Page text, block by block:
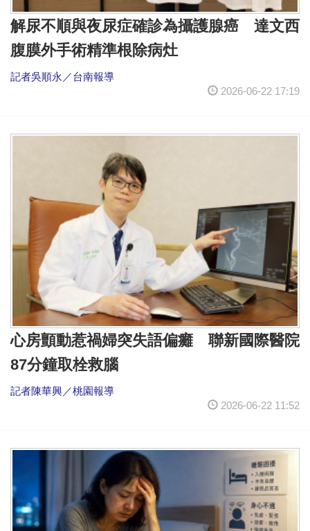
解尿不順與夜尿症確診為攝護腺癌 達文西
腹膜外手術精準根除病灶
記者吳順永／台南報導
2026-06-22 17:19
心房顫動惹禍婦突失語偏癱 聯新國際醫院
87分鐘取栓救腦
記者陳華興／桃園報導
2026-06-22 11:52